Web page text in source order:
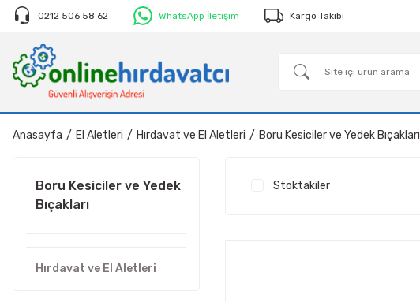
0212 506 58 62 WhatsApp İletişim Kargo Takibi
Anasayfa El Aletleri Hırdavat ve El Aletleri Boru Kesiciler ve Yedek Bıçakları
Boru Kesiciler ve Yedek
Bıçakları
Hırdavat ve El Aletleri
Stoktakiler